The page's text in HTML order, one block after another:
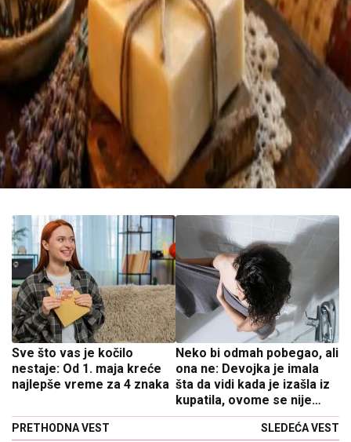
Sve što vas je kočilo
nestaje: Od 1. maja kreće
najlepše vreme za 4 znaka
PRETHODNA VEST
Neko bi odmah pobegao, ali
ona ne: Devojka je imala
šta da vidi kada je izašla iz
kupatila, ovome se nije
nadala
SLEDEĆA VEST